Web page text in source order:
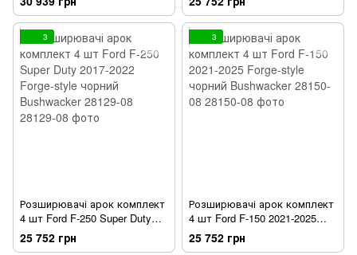
21917-02
Bushwacker 28119-08
3
Розширювачі арок комплект
4 шт Ford F-250 Super Duty
2017-2022 Forge-style чорний
Bushwacker 28129-08
25 752 грн
3
Розширювачі арок комплект
4 шт Ford F-150 2021-2025
Forge-style чорний
Bushwacker 28150-08
25 752 грн